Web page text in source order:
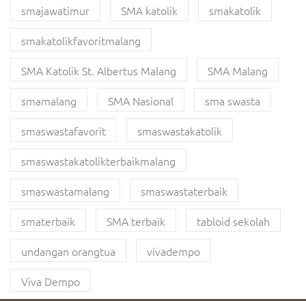
smajawatimur
SMA katolik
smakatolik
smakatolikfavoritmalang
SMA Katolik St. Albertus Malang
SMA Malang
smamalang
SMA Nasional
sma swasta
smaswastafavorit
smaswastakatolik
smaswastakatolikterbaikmalang
smaswastamalang
smaswastaterbaik
smaterbaik
SMA terbaik
tabloid sekolah
undangan orangtua
vivadempo
Viva Dempo